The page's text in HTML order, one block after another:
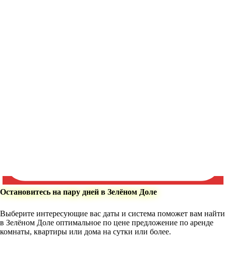
Остановитесь на пару дней в Зелёном Доле
Выберите интересующие вас даты и система поможет вам найти
в Зелёном Доле оптимальное по цене предложение по аренде
комнаты, квартиры или дома на сутки или более.